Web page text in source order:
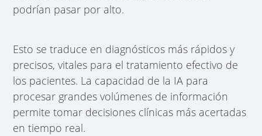
podrían pasar por alto.
Esto se traduce en diagnósticos más rápidos y
precisos, vitales para el tratamiento efectivo de
los pacientes. La capacidad de la IA para
procesar grandes volúmenes de información
permite tomar decisiones clínicas más acertadas
en tiempo real.